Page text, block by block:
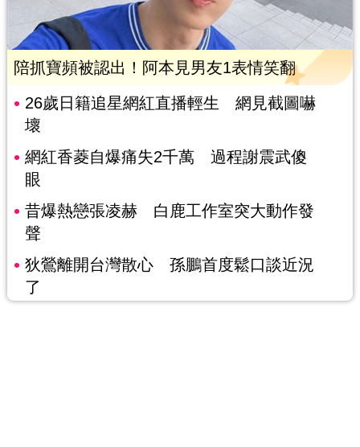
陪抓寶頻被認出！阿本見男友1表情笑翻
26歲日籍追星網紅直播輕生 網見截圖嚇
壞
網紅香菱自爆痛失2千萬 過程謝震武傻
眼
昔爆熱戀張凌赫 白鹿工作室突大動作發
聲
狄鶯離開台灣散心 孫鵬首度鬆口談近況
了